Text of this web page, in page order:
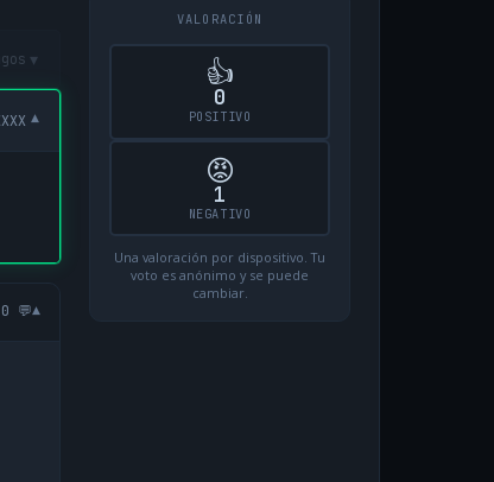
▾
▾
💬▾
VALORACIÓN
👍
0
POSITIVO
😡
1
NEGATIVO
Una valoración por dispositivo. Tu
voto es anónimo y se puede
cambiar.